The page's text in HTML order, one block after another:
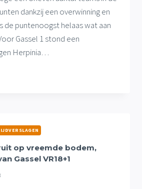
dankzij een overwinning en
de puntenoogst helaas wat aan
Gassel 1 stond een
Herpinia…
op vreemde bodem,
Gassel VR18+1